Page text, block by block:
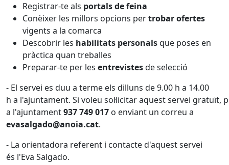
Registrar-te als portals de feina
Conèixer les millors opcions pertrobar ofertes
vigents a la comarca
Descobrir les habilitats personalsque poses en
pràctica quan treballes
Preparar-te per les entrevistesde selecció
- El servei es duu a terme els dilluns de 9.00 h a 14.00
h a l'ajuntament. Si voleu sol·licitar aquest servei gratuït,
a l'ajuntament937 749 017 o enviant un correu a
evasalgado@anoia.cat.
- La orientadora referent i contacte d'aquest servei
és l'Eva Salgado.